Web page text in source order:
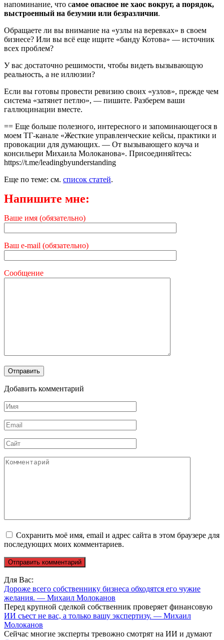
напоминание, что самое опасное не хаос вокруг, а порядок,
выстроенный на безумии или безразличии.
Обращаете ли вы внимание на «узлы на веревках» в своем
бизнесе? Или вы всё еще ищите «банду Котова» — источник
всех проблем?
У вас достаточно решимости, чтобы видеть вызывающую
реальность, а не иллюзии?
Если вы готовы провести ревизию своих «узлов», прежде чем
система «затянет петлю», — пишите. Разберем ваши
галлюцинации вместе.
== Еще больше полезного, интересного и запоминающегося в
моем ТГ-канале «Жесткие управленческие кейсы, практики и
провокации для думающих. — От вызывающего коуча и
консильери Михаила Молоканова». Присоединяйтесь:
https://t.me/leadingbyunderstanding
Еще по теме: см. список статей.
Напишите мне:
Ваше имя (обязательно)
Ваш e-mail (обязательно)
Сообщение
Добавить комментарий
Имя
*
Email
*
Сайт
Комментарий
Сохранить моё имя, email и адрес сайта в этом браузере для
последующих моих комментариев.
Для Вас:
Дороже всего собственнику бизнеса обходятся его чужие
желания. — Михаил Молоканов
Перед крупной сделкой собственник проверяет финансовую
ИИ съест не вас, а только вашу экспертизу. — Михаил
Молоканов
Сейчас многие эксперты тревожно смотрят на ИИ и думают